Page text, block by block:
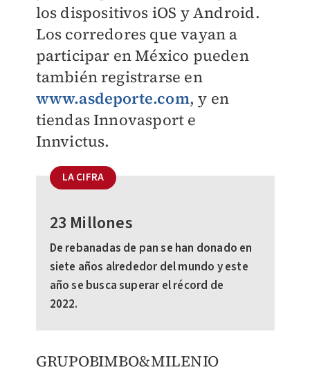
los dispositivos iOS y Android.
Los corredores que vayan a
participar en México pueden
también registrarse en
www.asdeporte.com, y en
tiendas Innovasport e
Innvictus.
LA CIFRA
23 Millones
De rebanadas de pan se han donado en
siete años alrededor del mundo y este
año se busca superar el récord de
2022.
GRUPOBIMBO&MILENIO